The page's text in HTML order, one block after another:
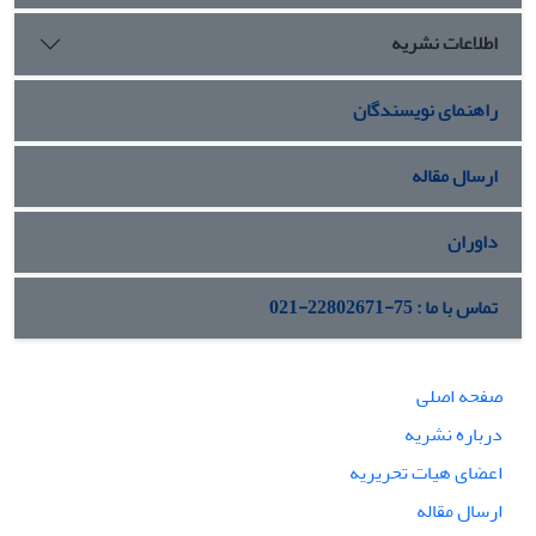
برخی از فرصت‌های مطلوب شناسایی‌شده است. پژوهش از نوع
کاربردی بوده و ازنظر روش تحقیق تلفیقی از روش کمی و کیفی
است که با رویکردی توصیفی- استنباطی و تحلیل محتوا به بررسی
فرضیه می‌پردازد.
اطلاعات نشریه
راهنمای نویسندگان
ارسال مقاله
داوران
تماس با ما : 75-22802671-021
صفحه اصلی
درباره نشریه
اعضای هیات تحریریه
ارسال مقاله